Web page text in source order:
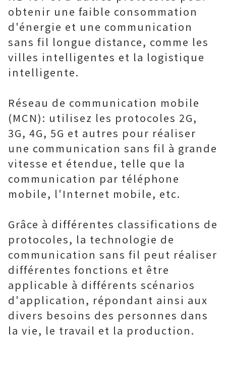
obtenir une faible consommation
d'énergie et une communication
sans fil longue distance, comme les
villes intelligentes et la logistique
intelligente.
Réseau de communication mobile
(MCN): utilisez les protocoles 2G,
3G, 4G, 5G et autres pour réaliser
une communication sans fil à grande
vitesse et étendue, telle que la
communication par téléphone
mobile, l'Internet mobile, etc.
Grâce à différentes classifications de
protocoles, la technologie de
communication sans fil peut réaliser
différentes fonctions et être
applicable à différents scénarios
d'application, répondant ainsi aux
divers besoins des personnes dans
la vie, le travail et la production.